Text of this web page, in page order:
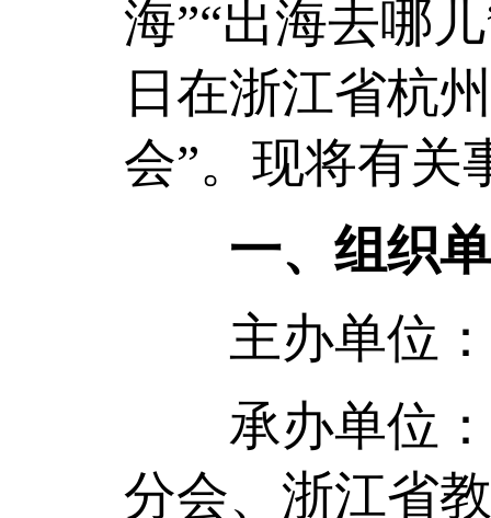
海”“出海去哪
日在浙江省杭
会”。现将有关
一、组织
主办单位：
承办单位：
分会、浙江省